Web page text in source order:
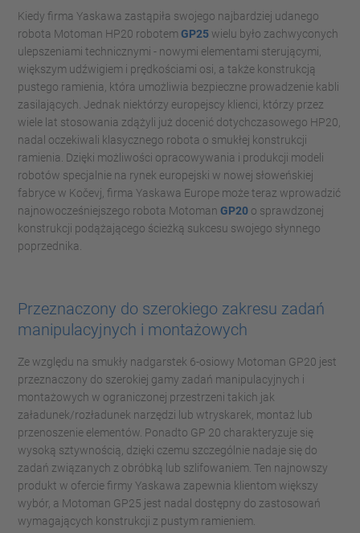
Kiedy firma Yaskawa zastąpiła swojego najbardziej udanego
robota Motoman HP20 robotem GP25 wielu było zachwyconych
ulepszeniami technicznymi - nowymi elementami sterującymi,
większym udźwigiem i prędkościami osi, a także konstrukcją
pustego ramienia, która umożliwia bezpieczne prowadzenie kabli
zasilających. Jednak niektórzy europejscy klienci, którzy przez
wiele lat stosowania zdążyli już docenić dotychczasowego HP20,
nadal oczekiwali klasycznego robota o smukłej konstrukcji
ramienia. Dzięki możliwości opracowywania i produkcji modeli
robotów specjalnie na rynek europejski w nowej słoweńskiej
fabryce w Kočevj, firma Yaskawa Europe może teraz wprowadzić
najnowocześniejszego robota Motoman GP20 o sprawdzonej
konstrukcji podążającego ścieżką sukcesu swojego słynnego
poprzednika.
Przeznaczony do szerokiego zakresu zadań
manipulacyjnych i montażowych
Ze względu na smukły nadgarstek 6-osiowy Motoman GP20 jest
przeznaczony do szerokiej gamy zadań manipulacyjnych i
montażowych w ograniczonej przestrzeni takich jak
załadunek/rozładunek narzędzi lub wtryskarek, montaż lub
przenoszenie elementów. Ponadto GP 20 charakteryzuje się
wysoką sztywnością, dzięki czemu szczególnie nadaje się do
zadań związanych z obróbką lub szlifowaniem. Ten najnowszy
produkt w ofercie firmy Yaskawa zapewnia klientom większy
wybór, a Motoman GP25 jest nadal dostępny do zastosowań
wymagających konstrukcji z pustym ramieniem.